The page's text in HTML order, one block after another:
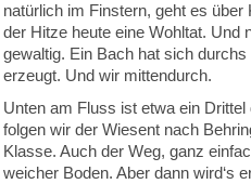
natürlich im Finstern, geht es
der Hitze heute eine Wohltat. Und
gewaltig. Ein Bach hat sich
erzeugt. Und wir mittendurch.
Unten am Fluss ist etwa ein
folgen wir der Wiesent nach
Klasse. Auch der Weg, ganz
weicher Boden. Aber dann wird‘s